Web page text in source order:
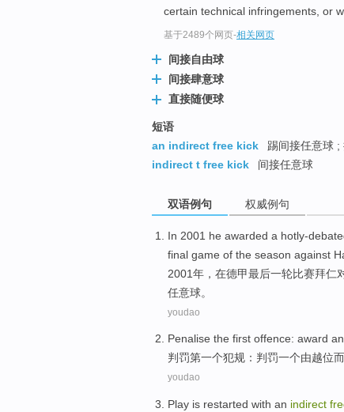
certain technical infringements, or
基于2489个网页-相关网页
间接自由球
间接肆意球
直接随便球
短语
an indirect free kick
踢间接任意球 ;
indirect t free kick
间接任意球
双语例句 权威例句
In 2001 he awarded a hotly-
final game of the season against
2001年， 在德甲最后一轮比赛拜仁
任意球。
youdao
Penalise the first offence: award an
判罚第一个犯规 ： 判罚一个由越位
youdao
Play is restarted with an indirect